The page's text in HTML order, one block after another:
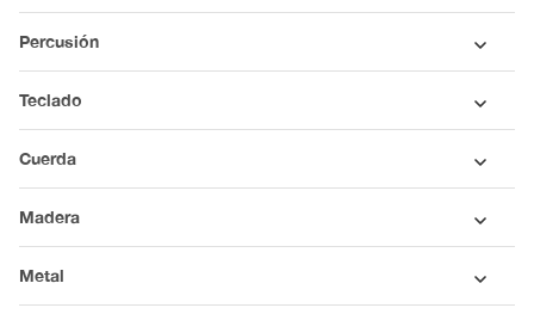
Percusión
Teclado
Cuerda
Madera
Metal